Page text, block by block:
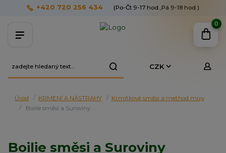
CZK
+420 720 256 434 (Po-Čt 9-17 hod.,Pá 9-18 hod.)
0
Úvod KRMENÍ A NÁSTRAHY
Krmítkové směsi a method mixy
Boilie směsi a Suroviny
Boilie směsi a Suroviny